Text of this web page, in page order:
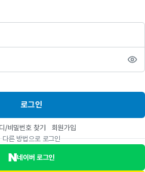
로그인
/비밀번호 찾기
회원가입
다른 방법으로 로그인
네이버 로그인